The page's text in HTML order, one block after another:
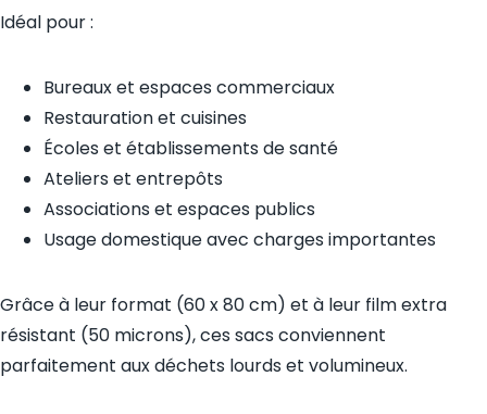
Idéal pour :
Bureaux et espaces commerciaux
Restauration et cuisines
Écoles et établissements de santé
Ateliers et entrepôts
Associations et espaces publics
Usage domestique avec charges importantes
Grâce à leur format (60 x 80 cm) et à leur film extra
résistant (50 microns), ces sacs conviennent
parfaitement aux déchets lourds et volumineux.